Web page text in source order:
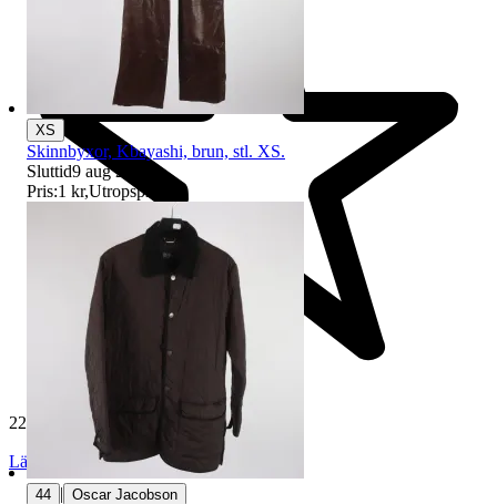
229 359 omdömen
Läs omdömen Följ
XS
Skinnbyxor, Kbayashi, brun, stl. XS.
Sluttid9 aug 20:35
.
Pris:1 kr,Utropspris
44 | Oscar Jacobson